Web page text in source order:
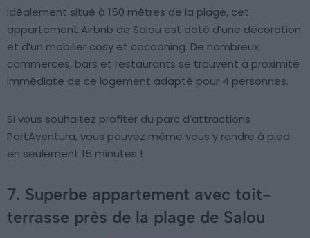
Idéalement situé à 150 mètres de la plage, cet
appartement Airbnb de Salou est doté d’une décoration
et d’un mobilier cosy et cocooning. De nombreux
commerces, bars et restaurants se trouvent à proximité
immédiate de ce logement adapté pour 4 personnes.
Si vous souhaitez profiter du parc d’attractions
PortAventura, vous pouvez même vous y rendre à pied
en seulement 15 minutes !
7. Superbe appartement avec toit-
terrasse près de la plage de Salou